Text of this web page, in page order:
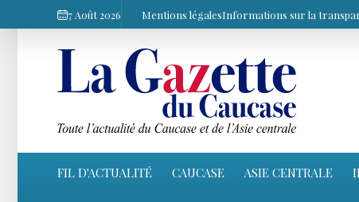
7 Août 2026 Mentions légalesInformations sur la
FIL D'ACTUALITÉ CAUCASE ASIE CENTRALE